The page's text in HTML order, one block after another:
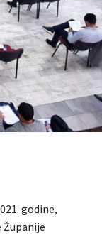
godine,
Županije